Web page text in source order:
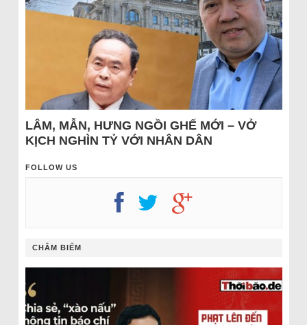
LÂM, MẪN, HƯNG NGỒI GHẾ MỚI – VỞ
KỊCH NGHÌN TỶ VỚI NHÂN DÂN
FOLLOW US
CHÂM BIẾM